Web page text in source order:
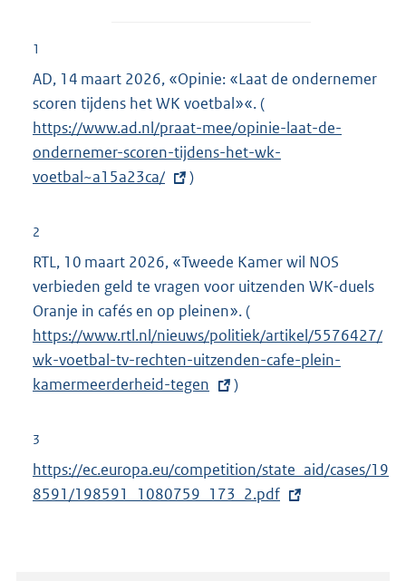
r
n
e
l
i
n
1
AD, 14 maart 2026, «Opinie: «Laat de ondernemer
scoren tijdens het WK voetbal»«. (
x
t
k
:
https://www.ad.nl/praat-mee/opinie-laat-de-
ondernemer-scoren-tijdens-het-wk-
voetbal~a15a23ca/
)
2
RTL, 10 maart 2026, «Tweede Kamer wil NOS
verbieden geld te vragen voor uitzenden WK-duels
Oranje in cafés en op pleinen». (
x
t
l
i
https://www.rtl.nl/nieuws/politiek/artikel/5576427/
wk-voetbal-tv-rechten-uitzenden-cafe-plein-
kamermeerderheid-tegen
)
3
E
x
https://ec.europa.eu/competition/state_aid/cases/19
8591/198591_1080759_173_2.pdf